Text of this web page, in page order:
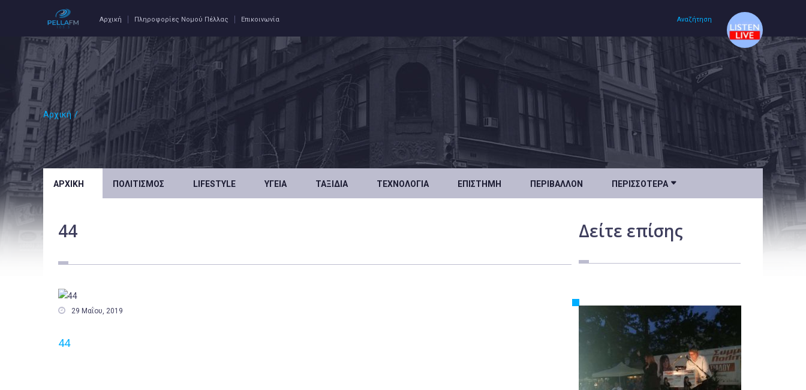
Αρχική Πληροφορίες Νομού Πέλλας Επικοινωνία Αναζήτηση
Αρχική /
ΑΡΧΙΚΉ ΠΟΛΙΤΙΣΜΌΣ LIFESTYLE ΥΓΕΊΑ ΤΑΞΊΔΙΑ ΤΕΧΝΟΛΟΓΊΑ ΕΠΙΣΤΉΜΗ ΠΕΡΙΒΆΛΛΟΝ ΠΕΡΙΣΣΌΤΕΡΑ 
44
 29 Μαΐου, 2019
44
Δείτε επίσης
Αρχική
Πολιτισμός
Υγεία
Ταξίδια
Επιστήμη
Περιβάλλον
Κόσμος
Τοπικά
Αγροτικά
Οικονομία